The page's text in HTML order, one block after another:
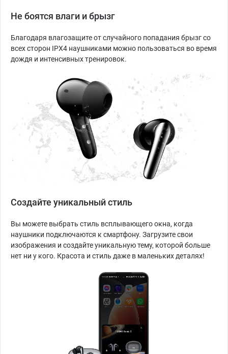
Не боятся влаги и брызг
Благодаря влагозащите от случайного попадания брызг со
всех сторон IPX4 наушниками можно пользоваться во время
дождя и интенсивных тренировок.
Создайте уникальный стиль
Вы можете выбрать стиль всплывающего окна, когда
наушники подключаются к смартфону. Загрузите свои
изображения и создайте уникальную тему, которой больше
нет ни у кого. Красота и стиль даже в маленьких деталях!